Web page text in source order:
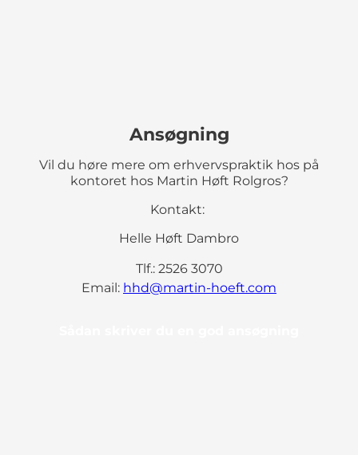
Ansøgning
Vil du høre mere om erhvervspraktik hos på
kontoret hos Martin Høft Rolgros?
Kontakt:
Helle Høft Dambro
Tlf.: 2526 3070
Email: hhd@martin-hoeft.com